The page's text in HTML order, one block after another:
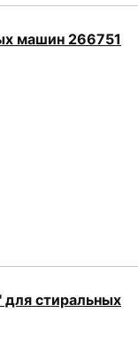
машин 266751
для стиральных